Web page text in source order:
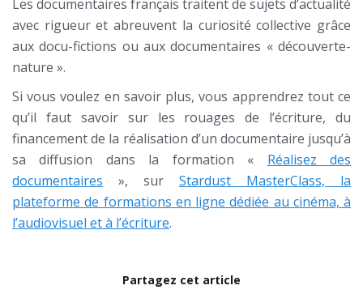
Les documentaires français traitent de sujets d’actualité
avec rigueur et abreuvent la curiosité collective grâce
aux docu-fictions ou aux documentaires « découverte-
nature ».
Si vous voulez en savoir plus, vous apprendrez tout ce
qu’il faut savoir sur les rouages de l’écriture, du
financement de la réalisation d’un documentaire jusqu’à
sa diffusion dans la formation « Réalisez des
documentaires », sur Stardust MasterClass, la
plateforme de formations en ligne dédiée au cinéma, à
l’audiovisuel et à l’écriture.
Partagez cet article